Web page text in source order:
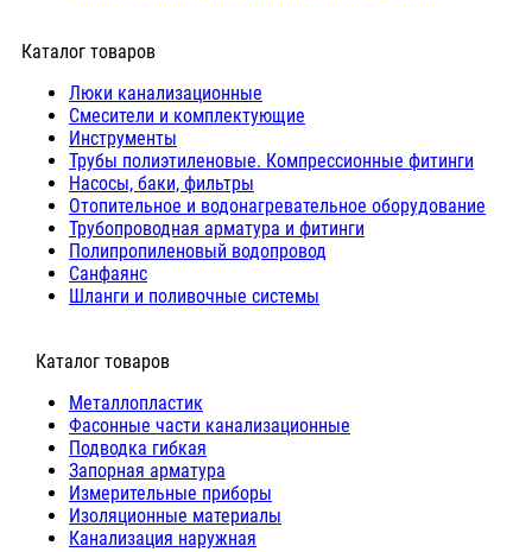
Каталог товаров
Люки канализационные
Cмесители и комплектующие
Инструменты
Трубы полиэтиленовые. Компрессионные фитинги
Насосы, баки, фильтры
Отопительное и водонагревательное оборудование
Трубопроводная арматура и фитинги
Полипропиленовый водопровод
Санфаянс
Шланги и поливочные системы
⠀Каталог товаров
Металлопластик
Фасонные части канализационные
Подводка гибкая
Запорная арматура
Измерительные приборы
Изоляционные материалы
Канализация наружная